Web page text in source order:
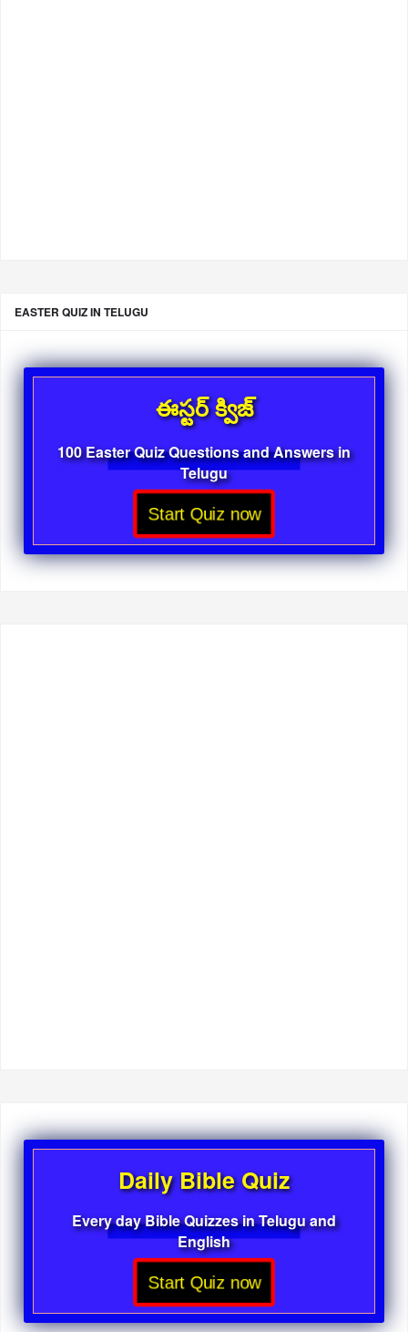
EASTER QUIZ IN TELUGU
ఈస్టర్ క్విజ్
100 Easter Quiz Questions and Answers in
Telugu
Start Quiz now
Daily Bible Quiz
Every day Bible Quizzes in Telugu and
English
Start Quiz now